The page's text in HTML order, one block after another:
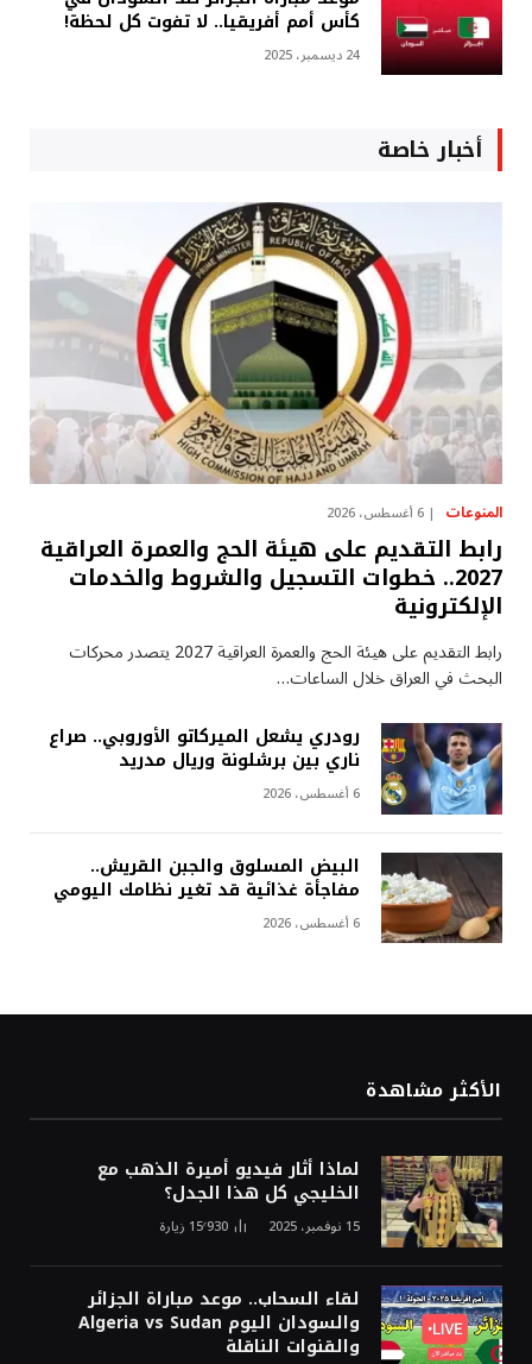
كأس أمم أفريقيا.. لا تفوت كل لحظة!
24 ديسمبر، 2025
أخبار خاصة
المنوعات 6 أغسطس، 2026
رابط التقديم على هيئة الحج والعمرة العراقية
2027.. خطوات التسجيل والشروط والخدمات
الإلكترونية
رابط التقديم على هيئة الحج والعمرة العراقية 2027 يتصدر محركات
البحث في العراق خلال الساعات…
رودري يشعل الميركاتو الأوروبي.. صراع
ناري بين برشلونة وريال مدريد
6 أغسطس، 2026
البيض المسلوق والجبن القريش..
مفاجأة غذائية قد تغير نظامك اليومي
6 أغسطس، 2026
الأكثر مشاهدة
لماذا أثار فيديو أميرة الذهب مع
الخليجي كل هذا الجدل؟
15 نوفمبر، 2025 15٬930 زيارة
لقاء السحاب.. موعد مباراة الجزائر
والسودان اليوم Algeria vs Sudan
والقنوات الناقلة